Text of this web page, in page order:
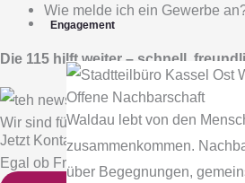
Engagement
Offene Nachbarschaft
Waldau lebt von den
zusammenkommen.
über Begegnungen,
Wie melde ich ein Gewerbe
Die 115 hilft weiter – schnell,
Wir sind für Ihr Anliegen da
Jetzt Kontakt aufnehmen
Egal ob Frage, Hinweis oder Idee –